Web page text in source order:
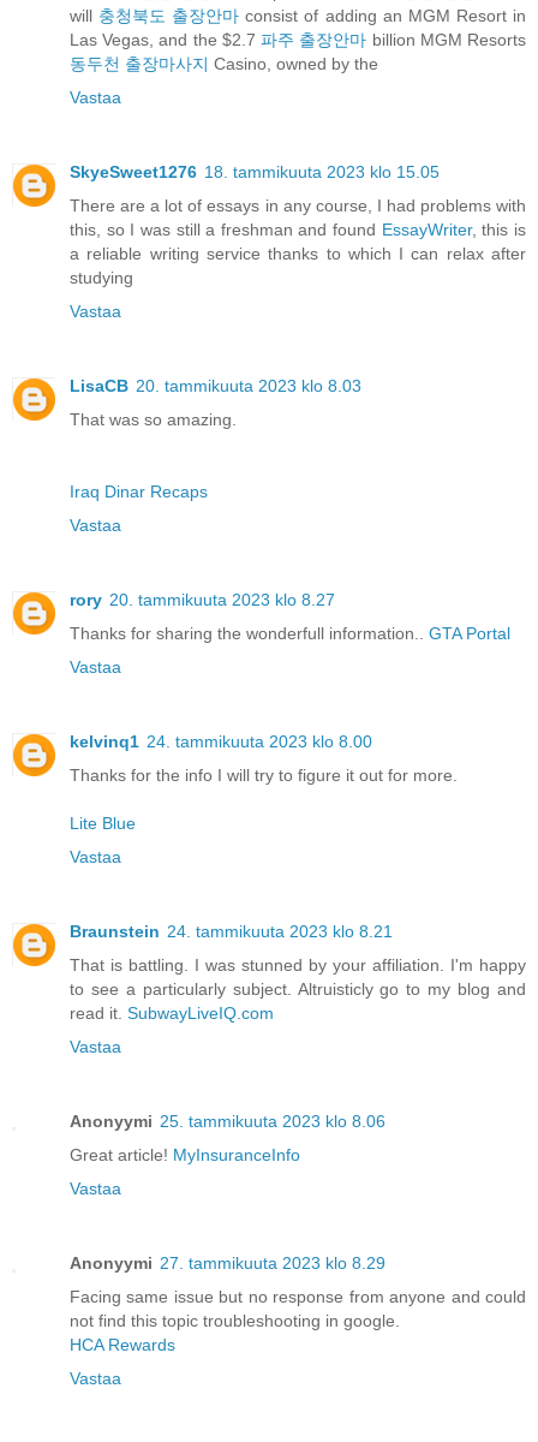
will 충청북도 출장안마 consist of adding an MGM Resort in
Las Vegas, and the $2.7파주 출장안마 billion MGM Resorts
동두천 출장마사지 Casino, owned by the
Vastaa
SkyeSweet1276 18. tammikuuta 2023 klo 15.05
There are a lot of essays in any course, I had problems with
this, so I was still a freshman and found EssayWriter, this is
a reliable writing service thanks to which I can relax after
studying
Vastaa
LisaCB 20. tammikuuta 2023 klo 8.03
That was so amazing.
Iraq Dinar Recaps
Vastaa
rory 20. tammikuuta 2023 klo 8.27
Thanks for sharing the wonderfull information.. GTA Portal
Vastaa
kelvinq1 24. tammikuuta 2023 klo 8.00
Thanks for the info I will try to figure it out for more.
Lite Blue
Vastaa
Braunstein 24. tammikuuta 2023 klo 8.21
That is battling. I was stunned by your affiliation. I'm happy
to see a particularly subject. Altruisticly go to my blog and
read it. SubwayLiveIQ.com
Vastaa
Anonyymi 25. tammikuuta 2023 klo 8.06
Great article! MyInsuranceInfo
Vastaa
Anonyymi 27. tammikuuta 2023 klo 8.29
Facing same issue but no response from anyone and could
not find this topic troubleshooting in google.
HCA Rewards
Vastaa